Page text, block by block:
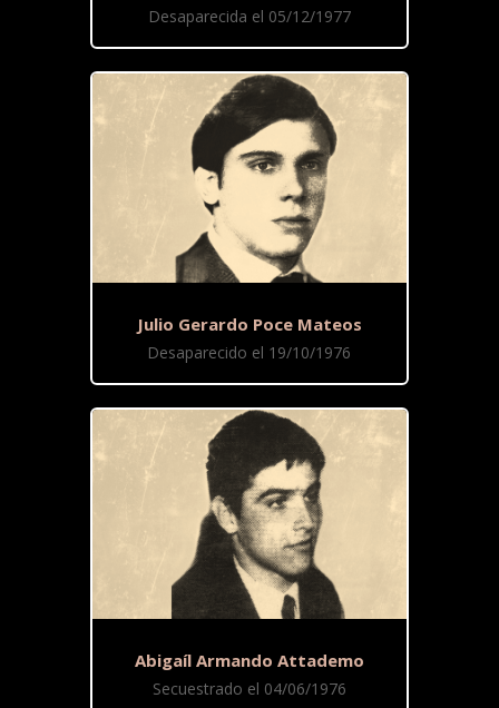
Desaparecida el 05/12/1977
Julio Gerardo Poce Mateos
Desaparecido el 19/10/1976
Abigaíl Armando Attademo
Secuestrado el 04/06/1976